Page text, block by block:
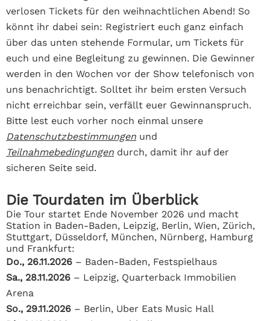
verlosen Tickets für den weihnachtlichen Abend! So
könnt ihr dabei sein: Registriert euch ganz einfach
über das unten stehende Formular, um Tickets für
euch und eine Begleitung zu gewinnen. Die Gewinner
werden in den Wochen vor der Show telefonisch von
uns benachrichtigt. Solltet ihr beim ersten Versuch
nicht erreichbar sein, verfällt euer Gewinnanspruch.
Bitte lest euch vorher noch einmal unsere
Datenschutzbestimmungen und
Teilnahmebedingungen durch, damit ihr auf der
sicheren Seite seid.
Die Tourdaten im Überblick
Die Tour startet Ende November 2026 und macht
Station in Baden-Baden, Leipzig, Berlin, Wien, Zürich,
Stuttgart, Düsseldorf, München, Nürnberg, Hamburg
und Frankfurt:
Do., 26.11.2026 – Baden-Baden, Festspielhaus
Sa., 28.11.2026 – Leipzig, Quarterback Immobilien
Arena
So., 29.11.2026 – Berlin, Uber Eats Music Hall